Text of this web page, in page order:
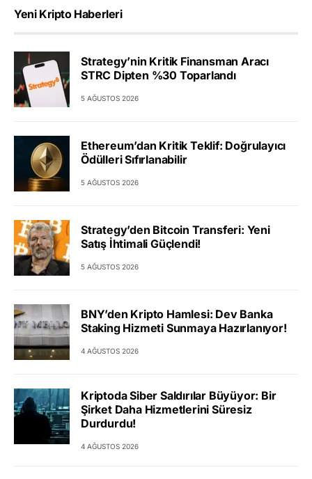
Yeni Kripto Haberleri
Strategy’nin Kritik Finansman Aracı
STRC Dipten %30 Toparlandı
5 AĞUSTOS 2026
Ethereum’dan Kritik Teklif: Doğrulayıcı
Ödülleri Sıfırlanabilir
5 AĞUSTOS 2026
Strategy’den Bitcoin Transferi: Yeni
Satış İhtimali Güçlendi!
5 AĞUSTOS 2026
BNY’den Kripto Hamlesi: Dev Banka
Staking Hizmeti Sunmaya Hazırlanıyor!
4 AĞUSTOS 2026
Kriptoda Siber Saldırılar Büyüyor: Bir
Şirket Daha Hizmetlerini Süresiz
Durdurdu!
4 AĞUSTOS 2026